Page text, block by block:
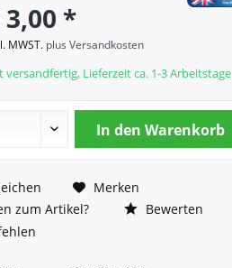
3,00 *
MWST. plus Versandkosten
versandfertig, Lieferzeit ca. 1-3 Arbeitstage
In den Warenkorb
Merken
zum Artikel?
Bewerten